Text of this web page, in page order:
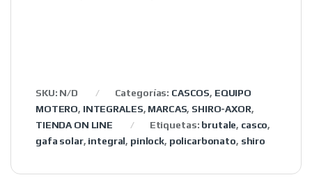
SKU: N/D Categorías: CASCOS, EQUIPO
MOTERO, INTEGRALES, MARCAS, SHIRO-AXOR,
TIENDA ON LINE
Etiquetas: brutale, casco,
gafa solar, integral, pinlock, policarbonato, shiro